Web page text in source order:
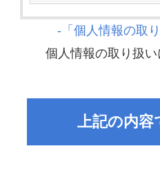
-「個人情報の取
個人情報の取り扱